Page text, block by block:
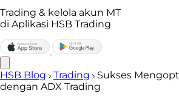
Trading & kelola akun MT
di Aplikasi HSB Trading
HSB Blog Trading
Sukses
dengan ADX Trading